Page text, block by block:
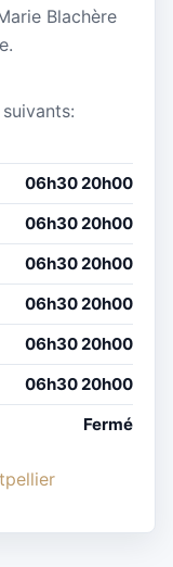
Blachère
06h30 20h00
06h30 20h00
06h30 20h00
06h30 20h00
06h30 20h00
06h30 20h00
Fermé